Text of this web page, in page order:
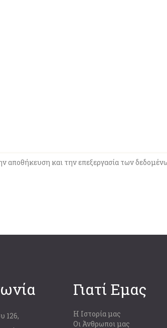
και την επεξεργασία των
126,
Γιατί Εμας
Η Ιστορία μας
Οι Άνθρωποι μας